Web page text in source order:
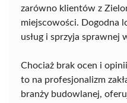
zarówno klientów z
miejscowości. Dogodna
usług i sprzyja sprawnej
Chociaż brak ocen i
to na profesjonalizm
branży budowlanej,